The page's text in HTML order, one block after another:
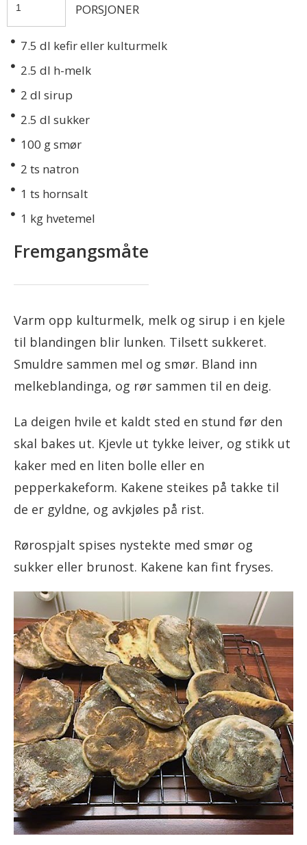
PORSJONER
7.5 dl kefir eller kulturmelk
2.5 dl h-melk
2 dl sirup
2.5 dl sukker
100 g smør
2 ts natron
1 ts hornsalt
1 kg hvetemel
Fremgangsmåte
Varm opp kulturmelk, melk og sirup i en kjele
til blandingen blir lunken. Tilsett sukkeret.
Smuldre sammen mel og smør. Bland inn
melkeblandinga, og rør sammen til en deig.
La deigen hvile et kaldt sted en stund før den
skal bakes ut. Kjevle ut tykke leiver, og stikk ut
kaker med en liten bolle eller en
pepperkakeform. Kakene steikes på takke til
de er gyldne, og avkjøles på rist.
Rørospjalt spises nystekte med smør og
sukker eller brunost. Kakene kan fint fryses.